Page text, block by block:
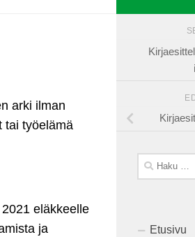
arki ilman
tai työelämä
eläkkeelle
ja
Haku:
Etusivu